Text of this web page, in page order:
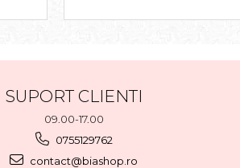
SUPORT CLIENTI
09.00-17.00
0755129762
contact@biashop.ro